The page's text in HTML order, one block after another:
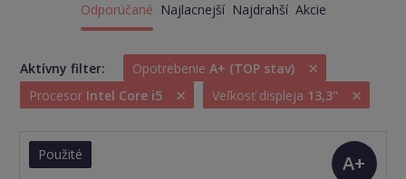
Odporúčané Najlacnejší Najdrahší Akcie
Aktívny filter: OpotrebenieA+ (TOP stav) ×
Procesor Intel Core i5 × Veľkosť displeja 13,3'' ×
Použité
A+